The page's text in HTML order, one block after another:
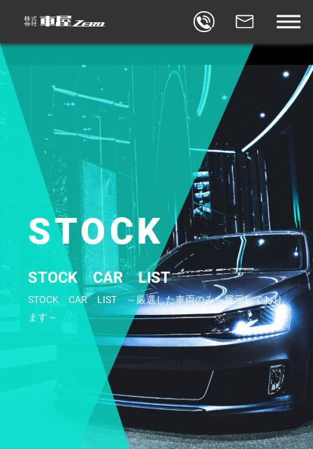
STOCK
STOCK CAR LIST
STOCK CAR LIST ～厳選した車両のみを展示しており
ます～
BLOG
車屋ゼロブログ
FACEBOOK
車屋ゼロ×FACEBOOK
お問合せ
STORES
店舗